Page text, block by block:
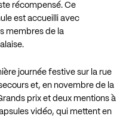
récompensé. Ce
est accueilli avec
membres de la
journée festive sur la rue
et, en novembre de la
prix et deux mentions à
vidéo, qui mettent en